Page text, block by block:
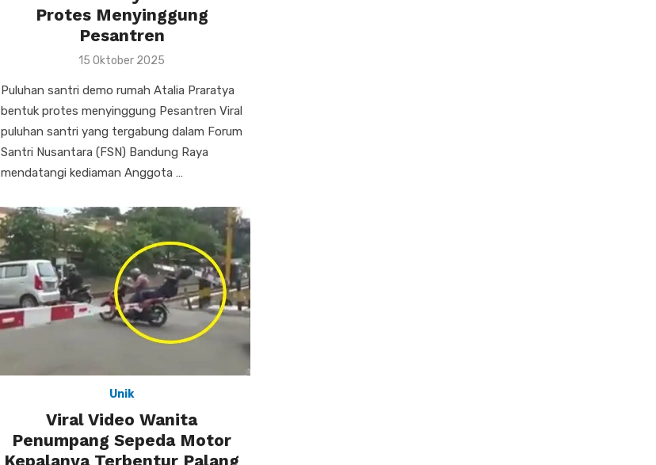
Protes Menyinggung
Pesantren
Posted
15 Oktober 2025
Puluhan santri demo rumah Atalia Praratya
bentuk protes menyinggung Pesantren Viral
puluhan santri yang tergabung dalam Forum
Santri Nusantara (FSN) Bandung Raya
mendatangi kediaman Anggota …
Unik
Viral Video Wanita
Penumpang Sepeda Motor
Kepalanya Terbentur Palang